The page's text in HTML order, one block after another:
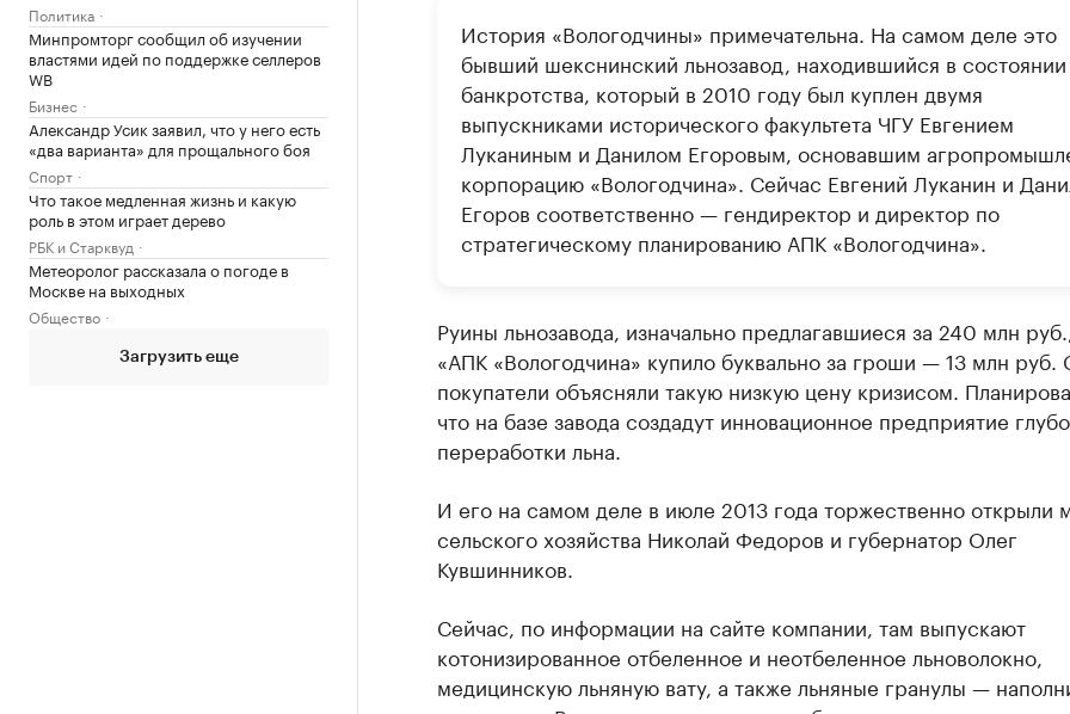
Политика
Минпромторг сообщил об изучении
властями идей по поддержке селлеров
WB
Бизнес
Александр Усик заявил, что у него есть
«два варианта» для прощального боя
Спорт
Что такое медленная жизнь и какую
роль в этом играет дерево
РБК и Старквуд
Метеоролог рассказала о погоде в
Москве на выходных
Общество
Загрузить еще
История «Вологодчины» примечательна. На самом деле это
бывший шекснинский льнозавод, находившийся в состоянии
банкротства, который в 2010 году был куплен двумя
выпускниками исторического факультета ЧГУ Евгением
Луканиным и Данилом Егоровым, основавшим
корпорацию «Вологодчина». Сейчас Евгений Луканин и
Егоров соответственно — гендиректор и директор по
стратегическому планированию АПК «Вологодчина».
Руины льнозавода, изначально предлагавшиеся за 240 млн
«АПК «Вологодчина» купило буквально за гроши — 13 млн руб.
покупатели объясняли такую низкую цену кризисом.
что на базе завода создадут инновационное предприятие
переработки льна.
И его на самом деле в июле 2013 года торжественно открыли
сельского хозяйства Николай Федоров и губернатор Олег
Кувшинников.
Сейчас, по информации на сайте компании, там выпускают
котонизированное отбеленное и неотбеленное льноволокно,
медицинскую льняную вату, а также льняные гранулы —